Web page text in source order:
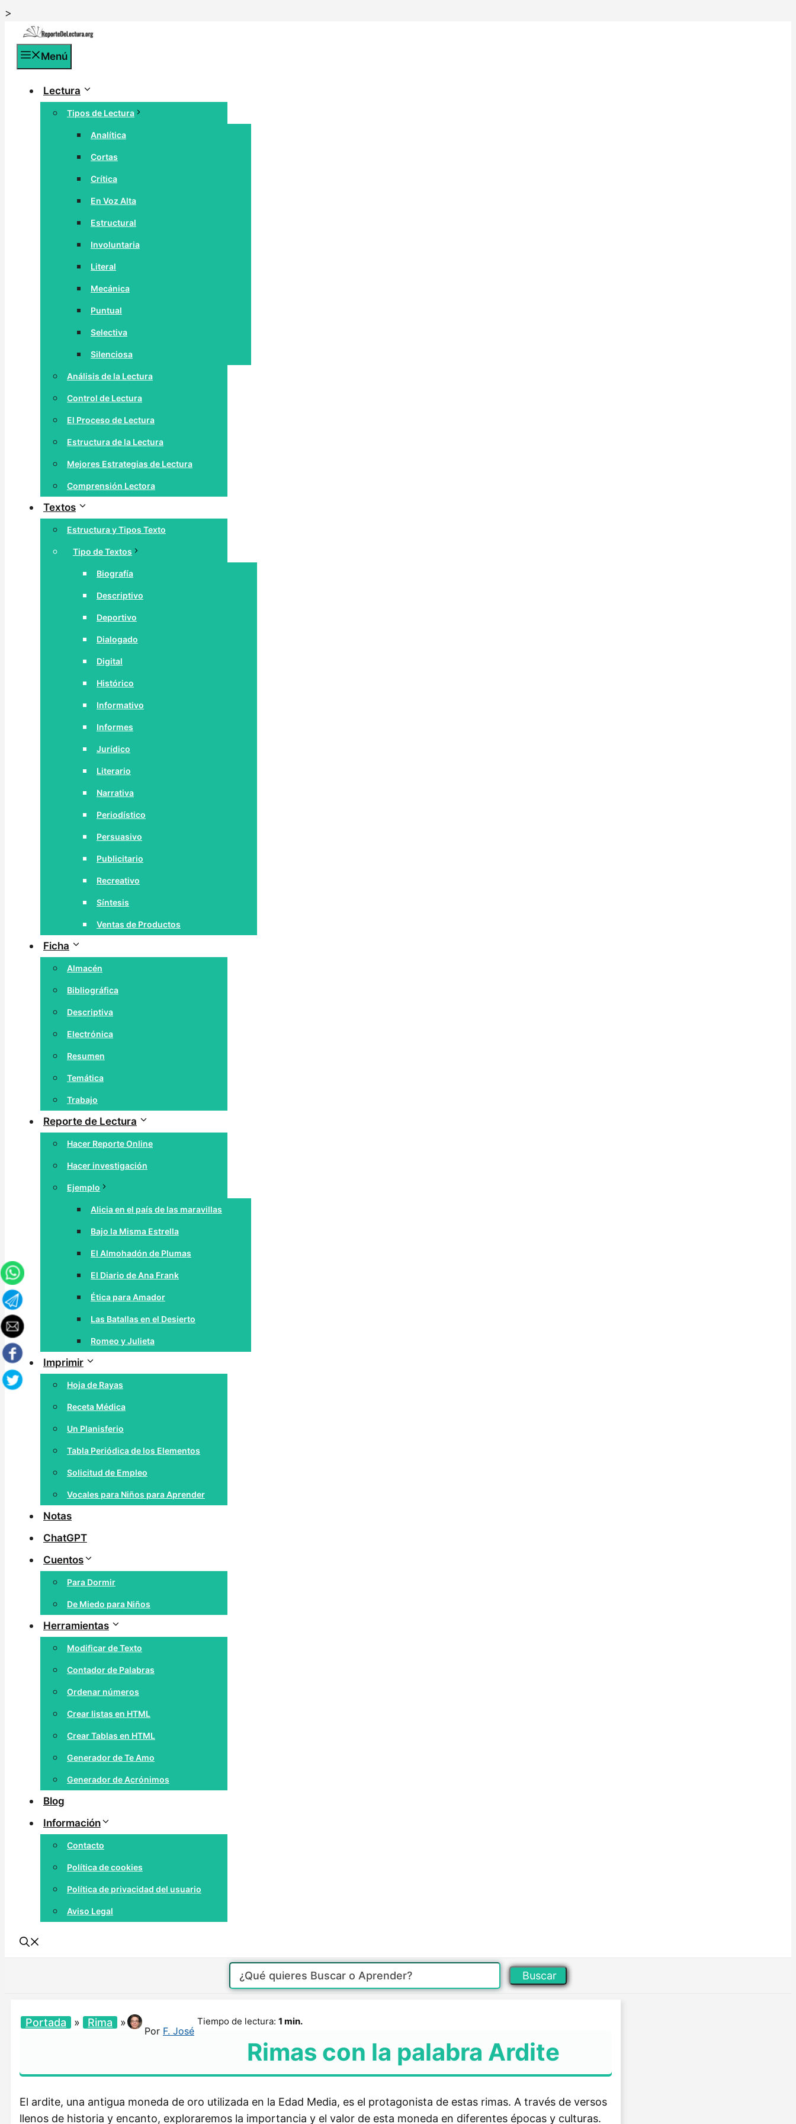
>
contenido
Menú
Lectura
Tipos de Lectura
Analítica
Cortas
Crítica
En Voz Alta
Estructural
Involuntaria
Literal
Mecánica
Puntual
Selectiva
Silenciosa
Análisis de la Lectura
Control de Lectura
El Proceso de Lectura
Estructura de la Lectura
Mejores Estrategias de Lectura
Comprensión Lectora
Textos
Estructura y Tipos Texto
Tipo de Textos
Biografía
Descriptivo
Deportivo
Dialogado
Digital
Histórico
Informativo
Informes
Jurídico
Literario
Narrativa
Periodístico
Persuasivo
Publicitario
Recreativo
Síntesis
Ventas de Productos
Ficha
Almacén
Bibliográfica
Descriptiva
Electrónica
Resumen
Temática
Trabajo
Reporte de Lectura
Hacer Reporte Online
Hacer investigación
Ejemplo
Alicia en el país de las maravillas
Bajo la Misma Estrella
El Almohadón de Plumas
El Diario de Ana Frank
Ética para Amador
Las Batallas en el Desierto
Romeo y Julieta
Imprimir
Hoja de Rayas
Receta Médica
Un Planisferio
Tabla Periódica de los Elementos
Solicitud de Empleo
Vocales para Niños para Aprender
Notas
ChatGPT
Cuentos
Para Dormir
De Miedo para Niños
Herramientas
Modificar de Texto
Contador de Palabras
Ordenar números
Crear listas en HTML
Crear Tablas en HTML
Generador de Te Amo
Generador de Acrónimos
Blog
Información
Contacto
Política de cookies
Política de privacidad del usuario
Aviso Legal
Buscar
Portada » Rima »
Por F. José
Tiempo de lectura: 1 min.
Rimas con la palabra Ardite
El ardite, una antigua moneda de oro utilizada en la Edad Media, es el protagonista de estas rimas. A través de versos
llenos de historia y encanto, exploraremos la importancia y el valor de esta moneda en diferentes épocas y culturas.